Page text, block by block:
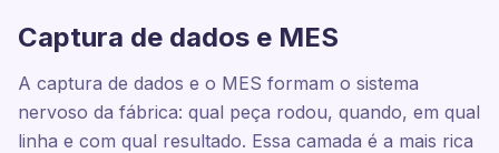
Captura de dados e MES
A captura de dados e o MES formam o sistema
nervoso da fábrica: qual peça rodou, quando, em qual
linha e com qual resultado. Essa camada é a mais rica